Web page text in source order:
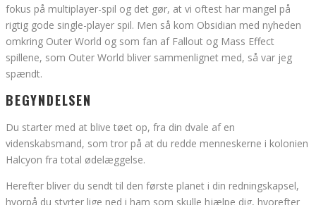
fokus på multiplayer-spil og det gør, at vi oftest har mangel på
rigtig gode single-player spil. Men så kom Obsidian med nyheden
omkring Outer World og som fan af Fallout og Mass Effect
spillene, som Outer World bliver sammenlignet med, så var jeg
spændt.
BEGYNDELSEN
Du starter med at blive tøet op, fra din dvale af en
videnskabsmand, som tror på at du redde menneskerne i kolonien
Halcyon fra total ødelæggelse.
Herefter bliver du sendt til den første planet i din redningskapsel,
hvorpå du styrter lige ned i ham som skulle hjælpe dig, hvorefter